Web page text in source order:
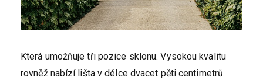
Která umožňuje tři pozice sklonu. Vysokou kvalitu
rovněž nabízí lišta v délce dvacet pěti centimetrů.